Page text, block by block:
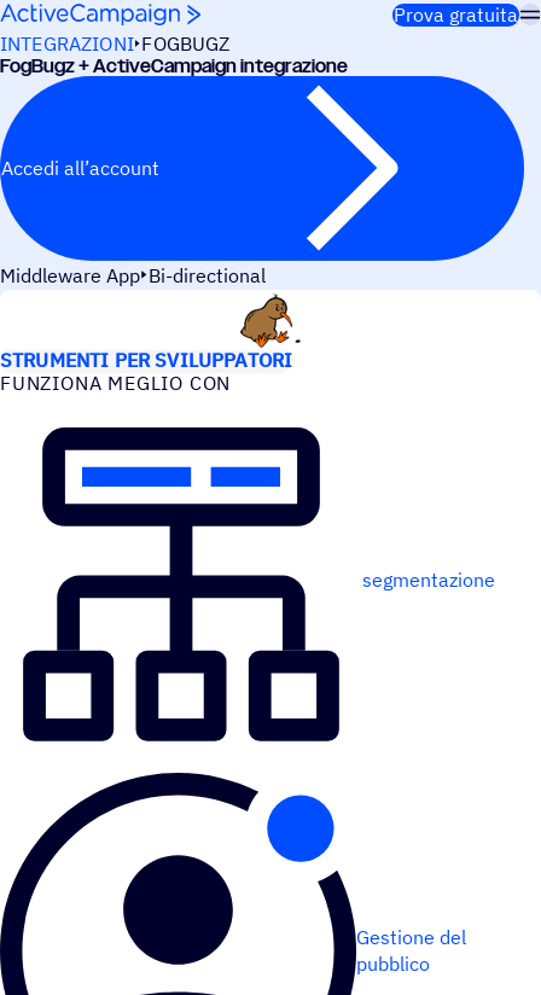
Salta al contenuto
Prova gratuita
INTEGRAZIONI FOGBUGZ
FogBugz + ActiveCampaign integrazione
Accedi all’account
Middleware App Bi-directional
STRUMENTI PER SVILUPPATORI
FUNZIONA MEGLIO CON
segmentazione
Gestione del
pubblico